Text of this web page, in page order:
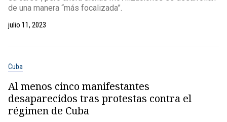
de una manera “más focalizada”.
julio 11, 2023
Cuba
Al menos cinco manifestantes
desaparecidos tras protestas contra el
régimen de Cuba